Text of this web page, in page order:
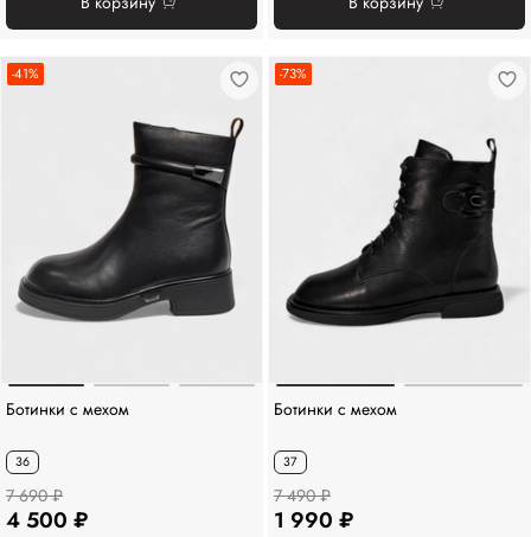
-41%
Ботинки с мехом
36
7 690 ₽
4 500 ₽
-73%
Ботинки с мехом
37
7 490 ₽
1 990 ₽